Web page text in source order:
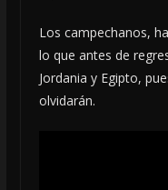
Los campechanos,
lo que antes de
Jordania y Egipto,
olvidarán.